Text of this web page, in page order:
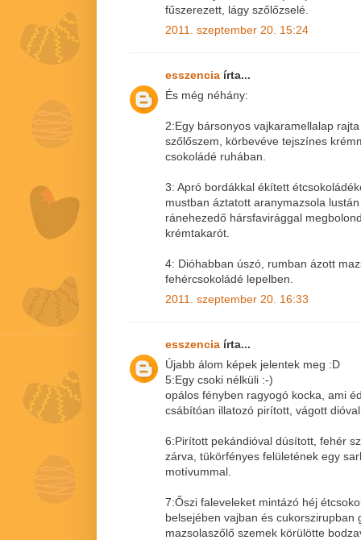
fűszerezett, lágy szőlőzselé.
2011. szeptember 20. 15:24
esszencia írta...
És még néhány:
2:Egy bársonyos vajkaramellalap
szőlőszem, körbevéve tejszínes
csokoládé ruhában.
3: Apró bordákkal ékített
mustban áztatott aranymazsola
ránehezedő hársfavirággal
krémtakarót.
4: Dióhabban úszó, rumban ázott
fehércsokoládé lepelben.
2011. szeptember 20. 16:33
esszencia írta...
Újabb álom képek jelentek meg :D
5:Egy csoki nélküli :-)
opálos fényben ragyogó kocka, ami
csábítóan illatozó pirított, vágott
6:Pirított pekándióval dúsított, fehér
zárva, tükörfényes felületének egy
motívummal.
7:Őszi faleveleket mintázó héj
belsejében vajban és cukorszirupban
mazsolaszőlő szemek körülötte